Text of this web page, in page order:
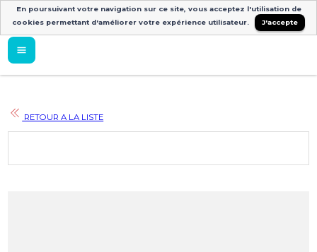
RETOUR A LA LISTE
En poursuivant votre navigation sur ce site, vous acceptez l'utilisation de
cookies permettant d'améliorer votre expérience utilisateur.
J'accepte